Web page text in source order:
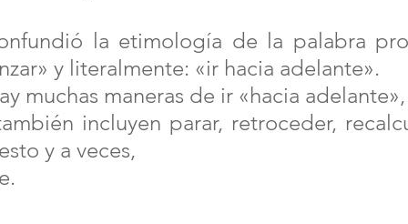
la etimología de la palabra
y literalmente: «ir hacia adelante».
muchas maneras de ir «hacia
incluyen parar, retroceder,
y a veces,